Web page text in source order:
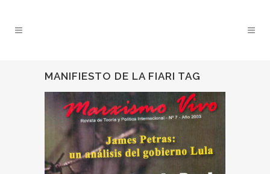
MANIFIESTO DE LA FIARI TAG